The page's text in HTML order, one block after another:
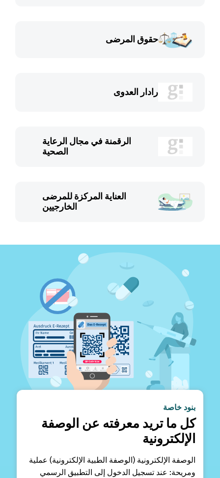
حقوق المرضى
رادار العدوى
الرقمنة في مجال الرعاية
الصحية
العناية المركزة للمرضى
الخارجيين
بنود خاصة
كل ما تريد معرفته عن الوصفة
الإلكترونية
الوصفة الإلكترونية (الوصفة الطبية الإلكترونية) عملية
ومريحة: عند تسجيل الدخول إلى التطبيق الرسمي